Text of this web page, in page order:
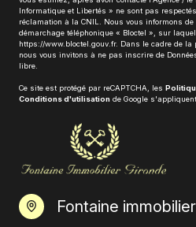
Informatique et Libertés » ne sont pas
réclamation à la CNIL. Nous vous informons
démarchage téléphonique « Bloctel », sur
https://www.bloctel.gouv.fr. Dans le cadre de la
nous vous invitons à ne pas inscrire de
libre.
Ce site est protégé par reCAPTCHA, les
Conditions d'utilisation de Google s'appliquent.
Fontaine immobilier